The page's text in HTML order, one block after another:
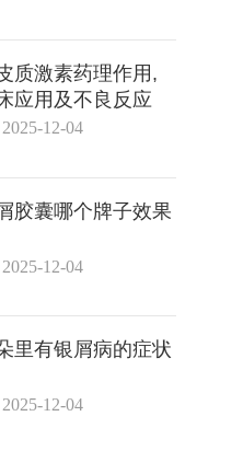
质激素药理作用,
应用及不良反应
2025-12-04
胶囊哪个牌子效果
2025-12-04
里有银屑病的症状
2025-12-04